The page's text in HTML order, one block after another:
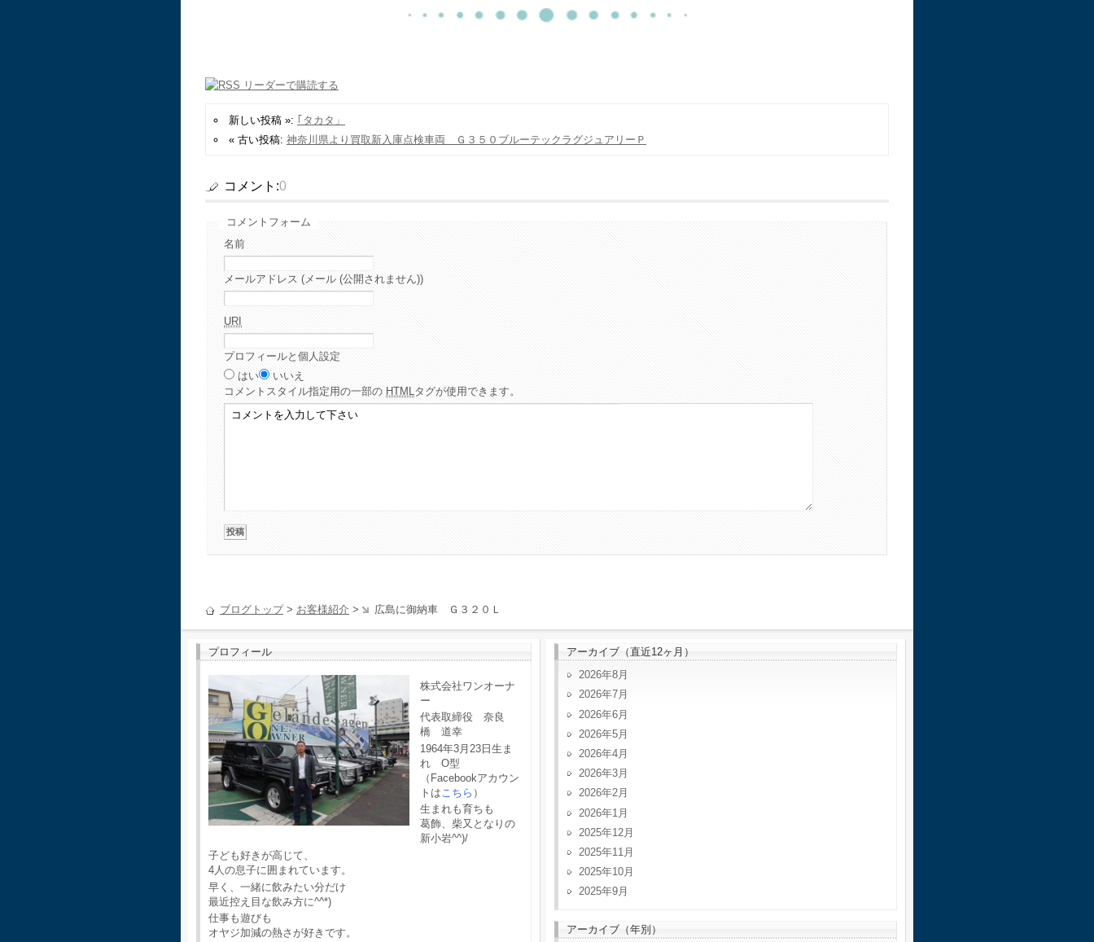
新しい投稿 »: ｢タカタ」
« 古い投稿: 神奈川県より買取新入庫点検車両 Ｇ３５０ブルーテックラグジュアリーＰ
コメント:0
コメントフォーム
名前
メールアドレス (メール (公開されません))
URI
プロフィールと個人設定
はい
いいえ
コメント スタイル指定用の一部の HTML タグが使用できます。
ブログトップ> お客様紹介 > 広島に御納車 Ｇ３２０Ｌ
プロフィール
株式会社ワンオーナ
ー
代表取締役 奈良
橋 道幸
1964年3月23日生ま
れ O型
（Facebookアカウン
トは こちら ）
生まれも育ちも
葛飾、柴又となりの
新小岩^^)/
子ども好きが高じて、
4人の息子に囲まれています。
早く、一緒に飲みたい分だけ
最近控え目な飲み方に^^*)
仕事も遊びも
オヤジ加減の熱さが好きです。
アーカイブ（直近12ヶ月）
2026年8月
2026年7月
2026年6月
2026年5月
2026年4月
2026年3月
2026年2月
2026年1月
2025年12月
2025年11月
2025年10月
2025年9月
アーカイブ（年別）